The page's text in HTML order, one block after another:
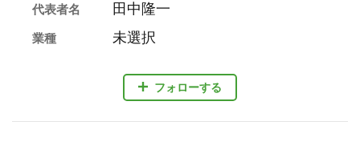
フォローする
代表者名 田中隆一
業種 未選択